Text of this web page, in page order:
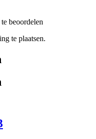
beoordelen
te plaatsen.